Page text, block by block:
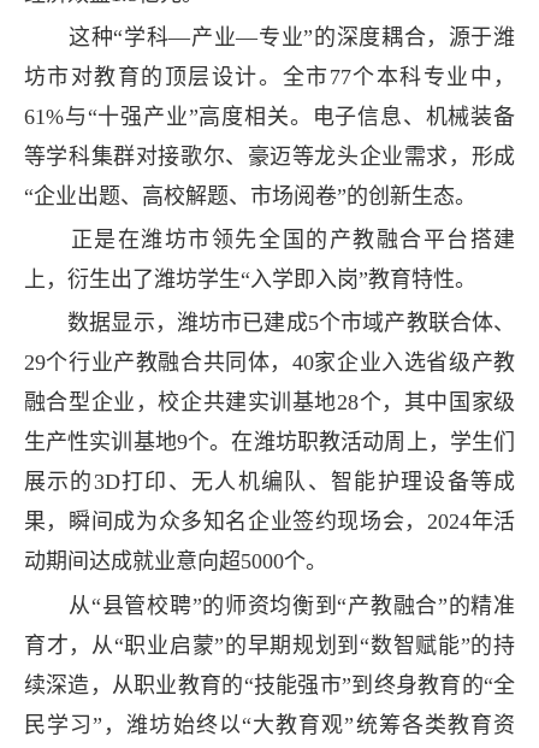
这种“学科—产业—专业”的深度耦合，源于潍
坊市对教育的顶层设计。全市77个本科专业中，
61%与“十强产业”高度相关。电子信息、机械装备
等学科集群对接歌尔、豪迈等龙头企业需求，形成
“企业出题、高校解题、市场阅卷”的创新生态。
正是在潍坊市领先全国的产教融合平台搭建
上，衍生出了潍坊学生“入学即入岗”教育特性。
数据显示，潍坊市已建成5个市域产教联合体、
29个行业产教融合共同体，40家企业入选省级产教
融合型企业，校企共建实训基地28个，其中国家级
生产性实训基地9个。在潍坊职教活动周上，学生们
展示的3D打印、无人机编队、智能护理设备等成
果，瞬间成为众多知名企业签约现场会，2024年活
动期间达成就业意向超5000个。
从“县管校聘”的师资均衡到“产教融合”的精准
育才，从“职业启蒙”的早期规划到“数智赋能”的持
续深造，从职业教育的“技能强市”到终身教育的“全
民学习”，潍坊始终以“大教育观”统筹各类教育资